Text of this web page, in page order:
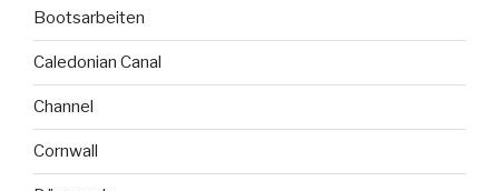
Bootsarbeiten
Caledonian Canal
Channel
Cornwall